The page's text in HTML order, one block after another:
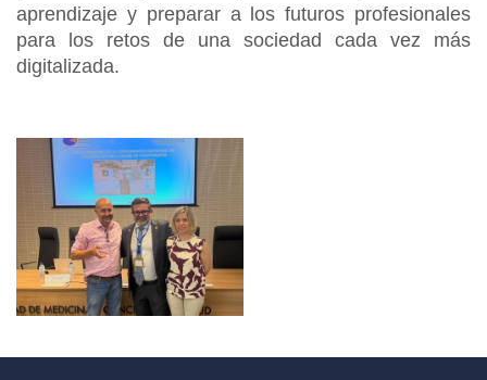
aprendizaje y preparar a los futuros profesionales
para los retos de una sociedad cada vez más
digitalizada.